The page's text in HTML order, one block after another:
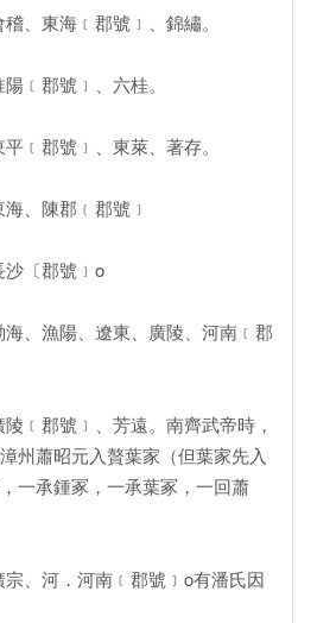
、東海﹝郡號﹞、錦繡。
﹝郡號﹞、六桂。
﹝郡號﹞、東萊、著存。
、陳郡﹝郡號﹞
〔郡號﹞o
、漁陽、遼東、廣陵、河南﹝郡
﹝郡號﹞、芳遠。南齊武帝時，
州蕭昭元入贅葉家（但葉家先入
一承鍾冢，一承葉冢，一回蕭
、河．河南﹝郡號﹞o有潘氏因